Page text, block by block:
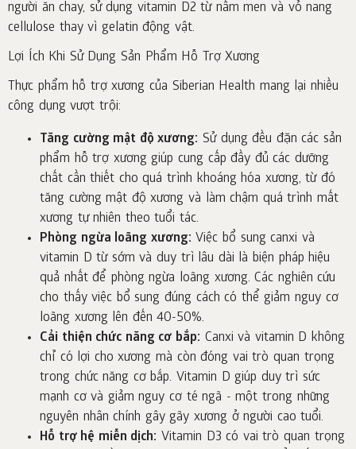
người ăn chay, sử dụng vitamin D2 từ nấm men và vỏ nang
cellulose thay vì gelatin động vật.
Lợi Ích Khi Sử Dụng Sản Phẩm Hỗ Trợ Xương
Thực phẩm hỗ trợ xương của Siberian Health mang lại nhiều
công dụng vượt trội:
Tăng cường mật độ xương: Sử dụng đều đặn các sản
phẩm hỗ trợ xương giúp cung cấp đầy đủ các dưỡng
chất cần thiết cho quá trình khoáng hóa xương, từ đó
tăng cường mật độ xương và làm chậm quá trình mất
xương tự nhiên theo tuổi tác.
Phòng ngừa loãng xương: Việc bổ sung canxi và
vitamin D từ sớm và duy trì lâu dài là biện pháp hiệu
quả nhất để phòng ngừa loãng xương. Các nghiên cứu
cho thấy việc bổ sung đúng cách có thể giảm nguy cơ
loãng xương lên đến 40-50%.
Cải thiện chức năng cơ bắp: Canxi và vitamin D không
chỉ có lợi cho xương mà còn đóng vai trò quan trọng
trong chức năng cơ bắp. Vitamin D giúp duy trì sức
mạnh cơ và giảm nguy cơ té ngã - một trong những
nguyên nhân chính gây gãy xương ở người cao tuổi.
Hỗ trợ hệ miễn dịch: Vitamin D3 có vai trò quan trọng